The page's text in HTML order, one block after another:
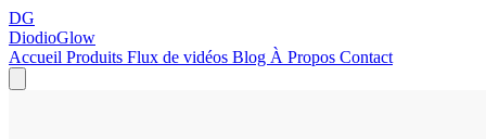
DG
DiodioGlow
Accueil Produits Flux de vidéos Blog À Propos Contact